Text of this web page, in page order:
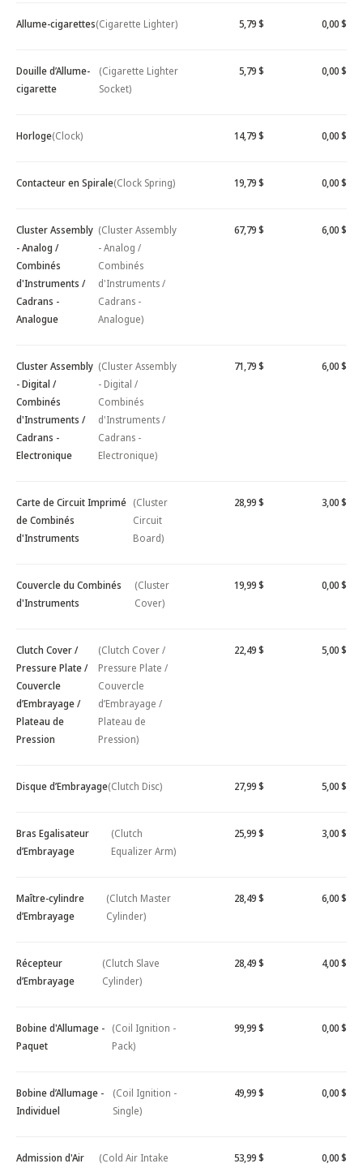
Allume-cigarettes(Cigarette Lighter) 5,79 $ 0,00 $
Douille d’Allume-
cigarette
(Cigarette Lighter
Socket)
5,79 $ 0,00 $
Horloge(Clock) 14,79 $ 0,00 $
Contacteur en Spirale(Clock Spring) 19,79 $ 0,00 $
Cluster Assembly
- Analog /
Combinés
d'Instruments /
Cadrans -
Analogue
(Cluster Assembly
- Analog /
Combinés
d'Instruments /
Cadrans -
Analogue)
67,79 $ 6,00 $
Cluster Assembly
- Digital /
Combinés
d'Instruments /
Cadrans -
Electronique
(Cluster Assembly
- Digital /
Combinés
d'Instruments /
Cadrans -
Electronique)
71,79 $ 6,00 $
Carte de Circuit Imprimé
de Combinés
d'Instruments
(Cluster
Circuit
Board)
28,99 $ 3,00 $
Couvercle du Combinés
d'Instruments
(Cluster
Cover)
19,99 $ 0,00 $
Clutch Cover /
Pressure Plate /
Couvercle
d’Embrayage /
Plateau de
Pression
(Clutch Cover /
Pressure Plate /
Couvercle
d’Embrayage /
Plateau de
Pression)
22,49 $ 5,00 $
Disque d’Embrayage(Clutch Disc) 27,99 $ 5,00 $
Bras Egalisateur
d’Embrayage
(Clutch
Equalizer Arm)
25,99 $ 3,00 $
Maître-cylindre
d’Embrayage
(Clutch Master
Cylinder)
28,49 $ 6,00 $
Récepteur
d’Embrayage
(Clutch Slave
Cylinder)
28,49 $ 4,00 $
Bobine d'Allumage -
Paquet
(Coil Ignition -
Pack)
99,99 $ 0,00 $
Bobine d’Allumage -
Individuel
(Coil Ignition -
Single)
49,99 $ 0,00 $
Admission d'Air
(Cold Air Intake
53,99 $ 0,00 $